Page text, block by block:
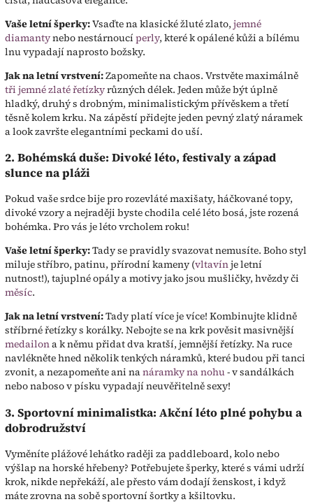
Vaše letní šperky:Vsaďte na klasické žluté zlato, jemné
diamantynebo nestárnoucí perly, které k opálené kůži a bílému
lnu vypadají naprosto božsky.
Jak na letní vrstvení:Zapomeňte na chaos. Vrstvěte maximálně
tři jemné zlaté řetízkyrůzných délek. Jeden může být úplně
hladký, druhý s drobným, minimalistickým přívěskem a třetí
těsně kolem krku. Na zápěstí přidejte jeden pevný zlatý náramek
a look završte elegantními peckami do uší.
2. Bohémská duše: Divoké léto, festivaly a západ
slunce na pláži
Pokud vaše srdce bije pro rozevláté maxišaty, háčkované topy,
divoké vzory a nejraději byste chodila celé léto bosá, jste rozená
bohémka. Pro vás je léto vrcholem roku!
Vaše letní šperky:Tady se pravidly svazovat nemusíte. Boho styl
miluje stříbro, patinu, přírodní kameny (vltavínje letní
nutnost!), tajuplné opály a motivy jako jsou mušličky, hvězdy či
měsíc.
Jak na letní vrstvení:Tady platí více je více! Kombinujte klidně
stříbrné řetízky s korálky. Nebojte se na krk pověsit masivnější
medailona k němu přidat dva kratší, jemnější řetízky. Na ruce
navlékněte hned několik tenkých náramků, které budou při tanci
zvonit, a nezapomeňte ani nanáramky na nohu- v sandálkách
nebo naboso v písku vypadají neuvěřitelně sexy!
3. Sportovní minimalistka: Akční léto plné pohybu a
dobrodružství
Vyměníte plážové lehátko raději za paddleboard, kolo nebo
výšlap na horské hřebeny? Potřebujete šperky, které s vámi udrží
krok, nikde nepřekáží, ale přesto vám dodají ženskost, i když
máte zrovna na sobě sportovní šortky a kšiltovku.